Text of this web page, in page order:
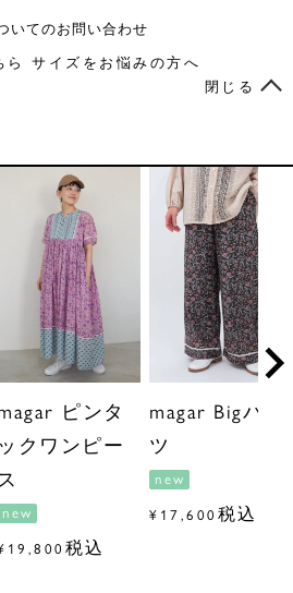
いてのお問い合わせ
サイズをお悩みの方へ
閉じる
ピンタ
ックワンピー
ス
new
19,800 税込
magar Bigパン
ツ
new
¥ 17,600 税込